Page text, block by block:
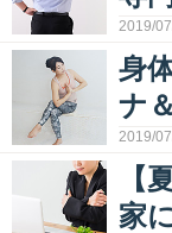
2019/
身
ナ
2019/
【
家